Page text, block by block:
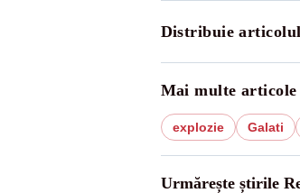
Distribuie articolul
Mai multe articole
explozie Galati
Urmărește știrile